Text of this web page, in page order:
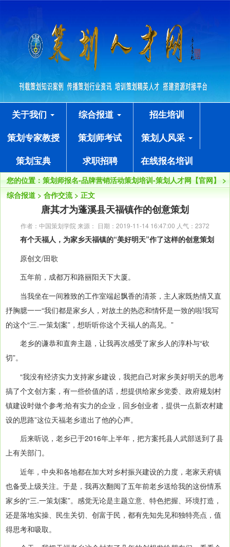
关于我们 综合报道
招生培训
策划专家教授
策划师考试
策划人风采
策划宝典
求职招聘 在线报名培训
您的位置： 策划师报名-品牌营销活动策划培训-策划人才网【官网】
>
综合报道 > 合作交流> 正文
唐其才为蓬溪县天福镇作的创意策划
作者：中国策划学院 来源： 日期：2019-11-14 16:47:00 人气： 2372
有个天福人，为家乡天福镇的“美好明天”作了这样的创意策划
原创文/田歌
五年前，成都万和路丽阳天下大厦。
当我坐在一间雅致的工作室端起飘香的清茶，主人家既热情又直
抒胸臆一一“我们都是家乡人，对故土的热恋和情怀是一致的啦!我写
的这个“三.一策划案”，想听听你这个天福人的高见。”
老乡的谦恭和直奔主题，让我再次感受了家乡人的淳朴与“砍
切”。
“我没有经济实力支持家乡建设，我把自己对家乡美好明天的思考
搞了个文创方案，有一些价值的话，想提供给家乡党委、政府规划村
镇建设时做个参考;给有实力的企业，回乡创业者，提供一点新农村建
设的思路”这位天福老乡道出了他的心声。
后来听说，老乡已于2016年上半年，把方案托县人武部送到了县
上有关部门。
近年，中央和各地都在加大对乡村振兴建设的力度，老家天府镇
也备受上级关注。于是，我再次翻阅了五年前老乡送给我的这份情系
家乡的“三.一策划案”。感觉无论是主题立意、特色把握、环境打造，
还是落地实操、民生关切、创富于民，都有先知先见和独特亮点，值
得思考和吸取。